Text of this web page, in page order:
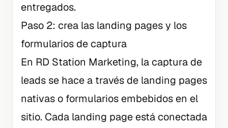
entregados.
Paso 2: crea las landing pages y los
formularios de captura
En RD Station Marketing, la captura de
leads se hace a través de landing pages
nativas o formularios embebidos en el
sitio. Cada landing page está conectada